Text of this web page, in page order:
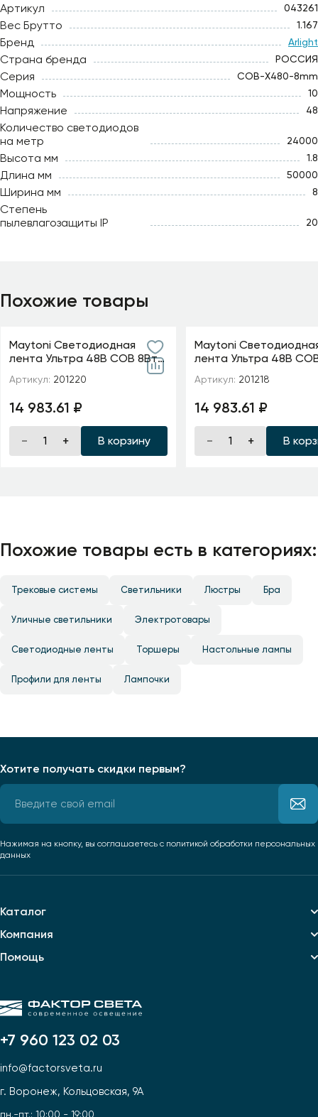
Артикул 043261
Вес Брутто 1.167
Бренд Arlight
Страна бренда РОССИЯ
Серия COB-X480-8mm
Мощность 10
Напряжение 48
Количество светодиодов
на метр
24000
Высота мм 1.8
Длина мм 50000
Ширина мм 8
Степень
пылевлагозащиты IP
20
Похожие товары
Maytoni Светодиодная
лента Ультра 48В COB 8Вт/
м 4000K 20м IP 20 20D220
Артикул: 201220
14 983.61 ₽
В корзину
Maytoni
лента Ультра 48В
Артикул: 201218
14 983.61 ₽
В
Похожие товары есть в категориях:
Трековые системы Светильники Люстры Бра
Уличные светильники Электротовары
Светодиодные ленты Торшеры Настольные лампы
Профили для ленты Лампочки
+7 960 123 02 03
info@factorsveta.ru
г. Воронеж, Кольцовская, 9А
пн.-пт.: 10:00 - 19:00,
Каталог
Компания
Помощь
Хотите получать скидки первым?
Нажимая на кнопку, вы соглашаетесь с политикой обработки персональных
данных